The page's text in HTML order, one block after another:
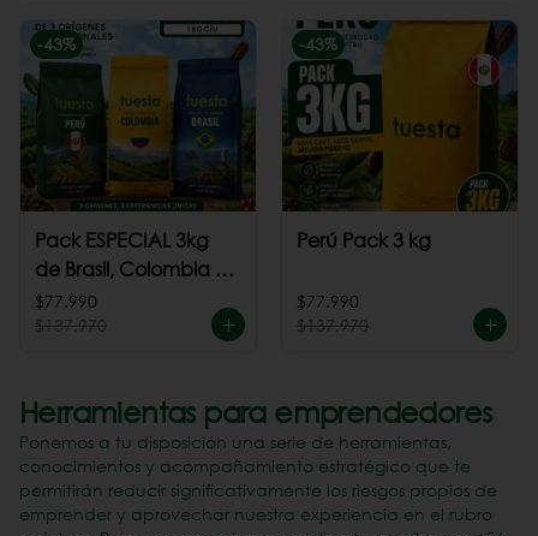
-43%
Pack ESPECIAL 3kg
de Brasil, Colombia +
Perú
$77.990
$137.970
-43%
Perú Pack 3 kg
$77.990
$137.970
Herramientas para emprendedores
Ponemos a tu disposición una serie de herramientas,
conocimientos y acompañamiento estratégico que te
permitirán reducir significativamente los riesgos propios de
emprender y aprovechar nuestra experiencia en el rubro